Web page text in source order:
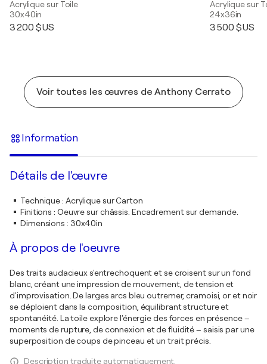
Acrylique sur Toile
30x40in
3 200 $US
Acrylique sur
24x36in
3 500 $US
Voir toutes les œuvres de Anthony Cerrato
Information
Détails de l'œuvre
Technique: Acrylique sur Carton
Finitions : Oeuvre sur châssis. Encadrement sur demande.
Dimensions : 30x40in
À propos de l'oeuvre
Des traits audacieux s'entrechoquent et se croisent sur un fond
blanc, créant une impression de mouvement, de tension et
d'improvisation. De larges arcs bleu outremer, cramoisi, or et noir
se déploient dans la composition, équilibrant structure et
spontanéité. La toile explore l'énergie des forces en présence –
moments de rupture, de connexion et de fluidité – saisis par une
superposition de coups de pinceau et un trait précis.
Description traduite automatiquement.